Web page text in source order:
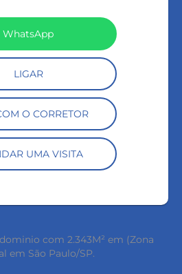
WhatsApp
LIGAR
O CORRETOR
UMA VISITA
com 2.343M² em (Zona
em São Paulo/SP.